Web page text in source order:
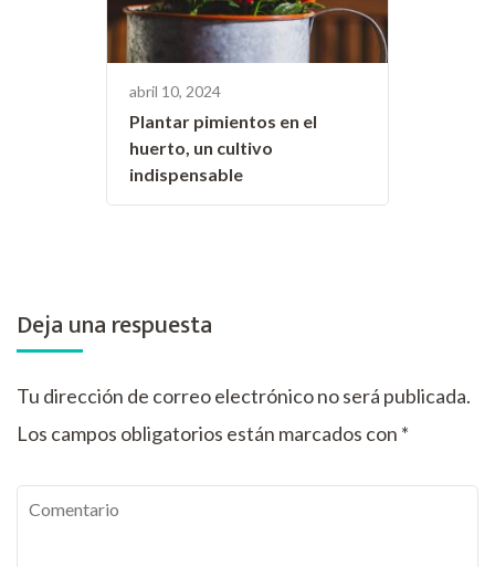
abril 10, 2024
Plantar pimientos en el
huerto, un cultivo
indispensable
Deja una respuesta
Tu dirección de correo electrónico no será publicada.
Los campos obligatorios están marcados con *
Comentario